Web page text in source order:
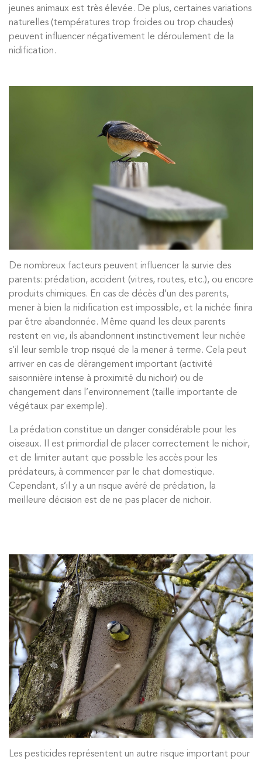
jeunes animaux est très élevée. De plus, certaines variations
naturelles (températures trop froides ou trop chaudes)
peuvent influencer négativement le déroulement de la
nidification.
De nombreux facteurs peuvent influencer la survie des
parents: prédation, accident (vitres, routes, etc.), ou encore
produits chimiques. En cas de décès d’un des parents,
mener à bien la nidification est impossible, et la nichée finira
par être abandonnée. Même quand les deux parents
restent en vie, ils abandonnent instinctivement leur nichée
s’il leur semble trop risqué de la mener à terme. Cela peut
arriver en cas de dérangement important (activité
saisonnière intense à proximité du nichoir) ou de
changement dans l’environnement (taille importante de
végétaux par exemple).
La prédation constitue un danger considérable pour les
oiseaux. Il est primordial de placer correctement le nichoir,
et de limiter autant que possible les accès pour les
prédateurs, à commencer par le chat domestique.
Cependant, s’il y a un risque avéré de prédation, la
meilleure décision est de ne pas placer de nichoir.
Les pesticides représentent un autre risque important pour